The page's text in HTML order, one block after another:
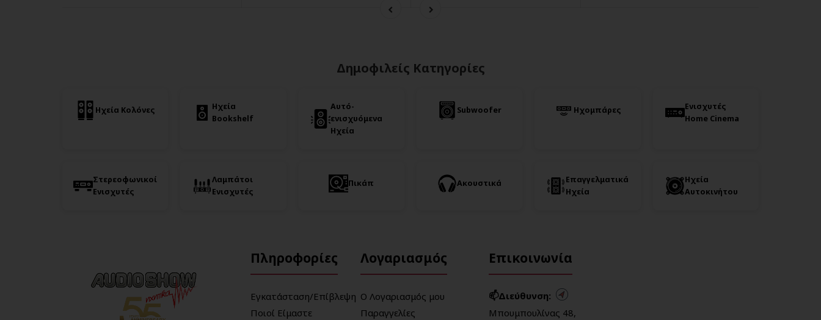
Δημοφιλείς Κατηγορίες
Ηχεία Κολόνες
Ηχεία
Bookshelf
Αυτό-
ενισχυόμενα
Ηχεία
Subwoofer Ηχομπάρες
Ενισχυτές
Home Cinema
Στερεοφωνικοί
Ενισχυτές
Λαμπάτοι
Ενισχυτές
Πικάπ Ακουστικά
Επαγγελματικά
Ηχεία
Ηχεία
Αυτοκινήτου
Πληροφορίες
Εγκατάσταση/Επίβλεψη
Ποιοί Είμαστε
Λογαριασμός
Ο Λογαριασμός μου
Παραγγελίες
Επικοινωνία
📫Διεύθυνση:
Μπουμπουλίνας 48,